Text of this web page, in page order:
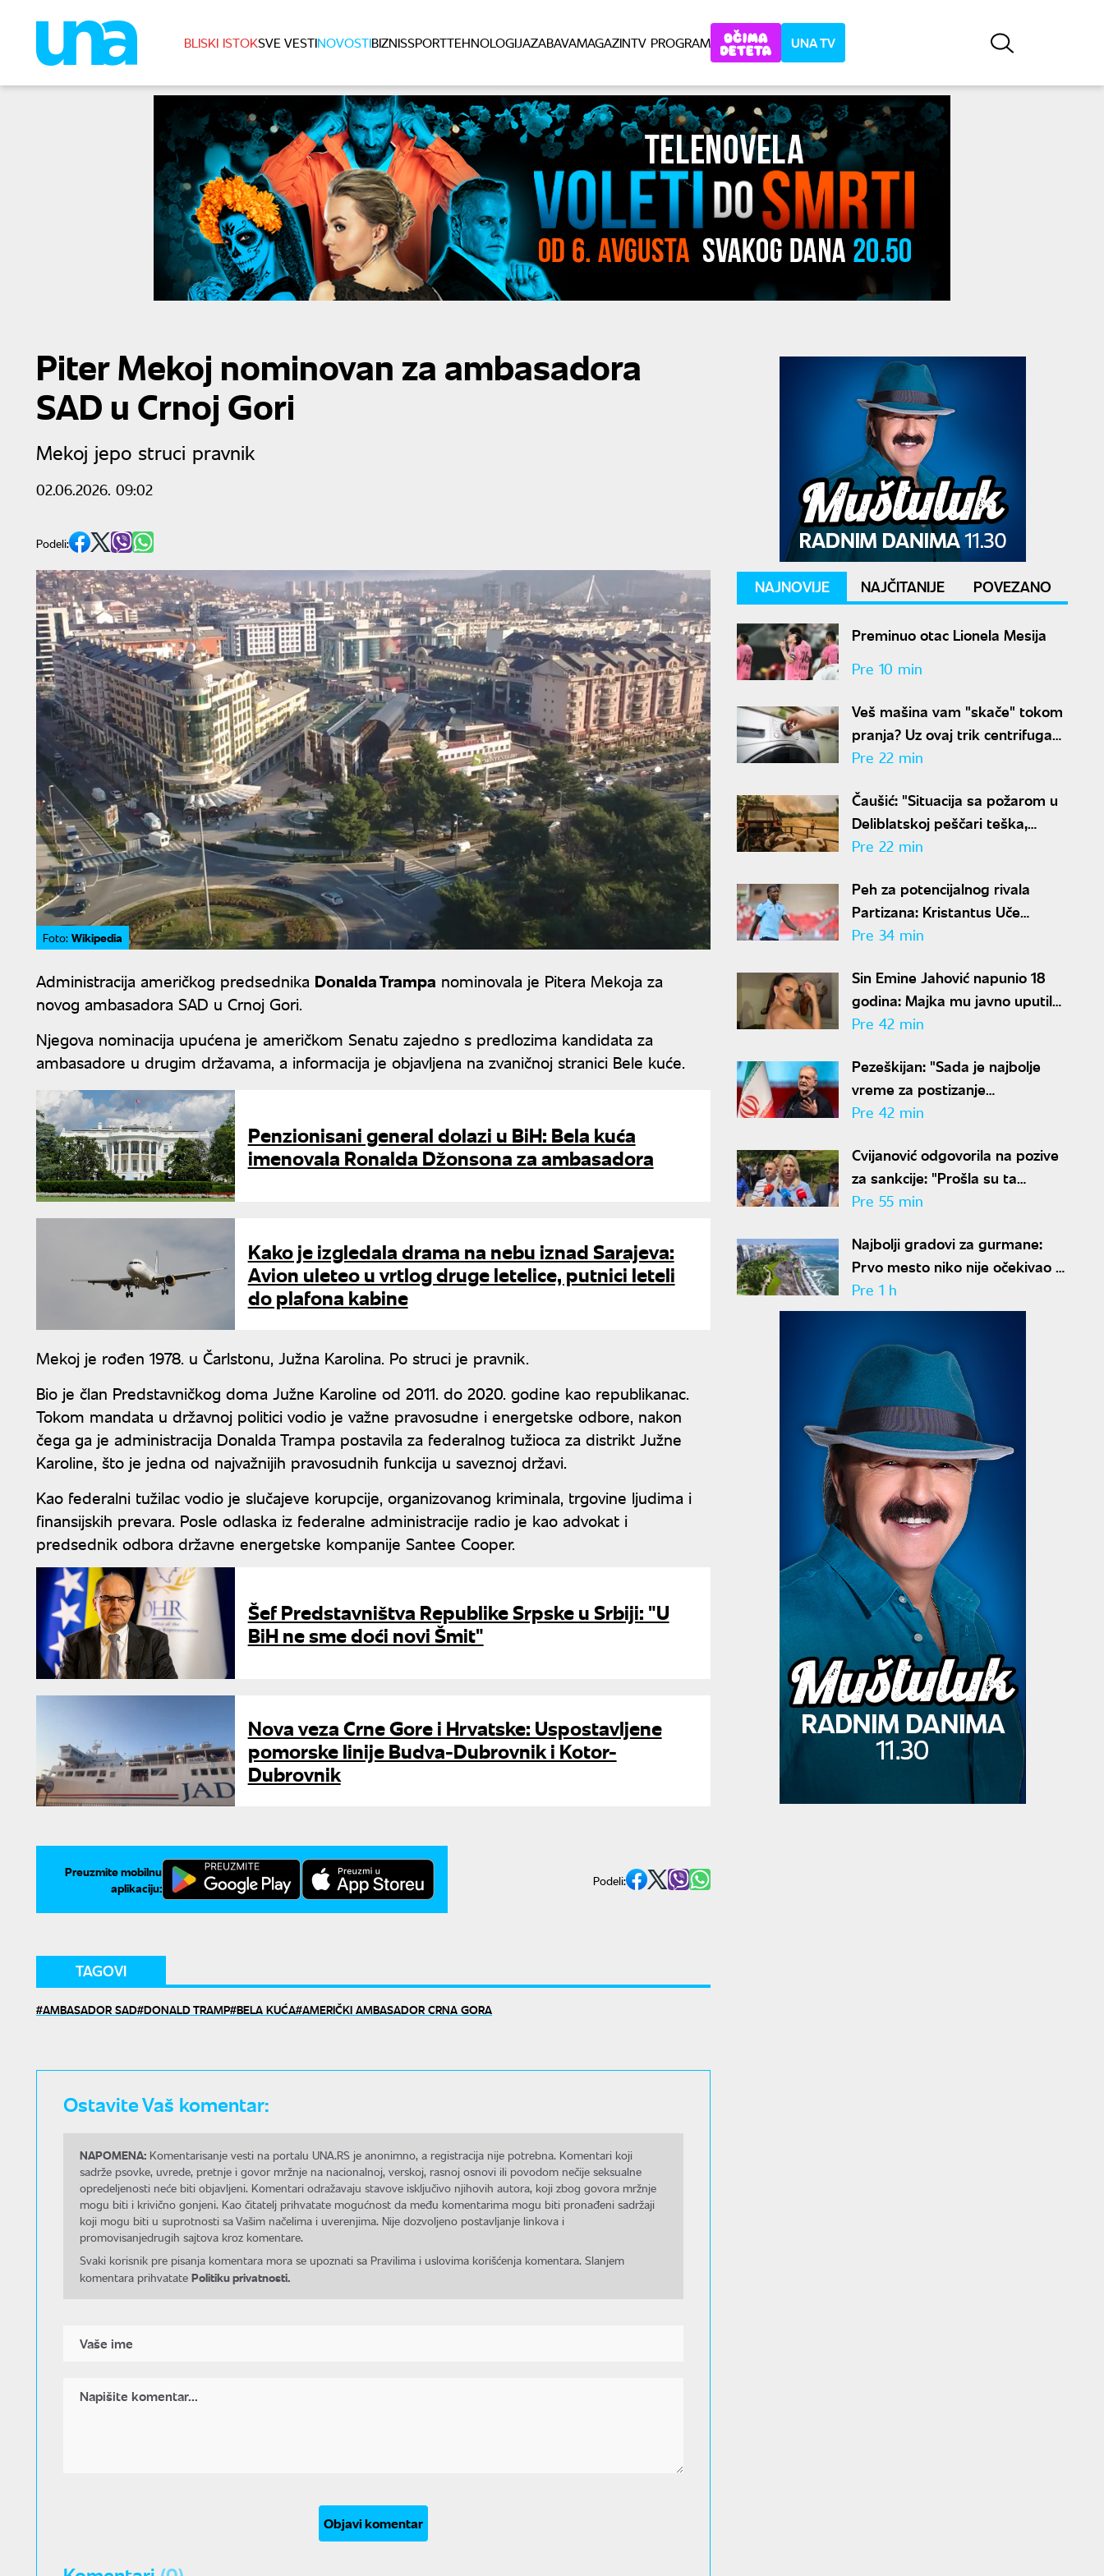
BLISKI ISTOKSVE VESTINOVOSTIBIZNISSPORTTEHNOLOGIJAZABAVAMAGAZINTV PROGRAM UNA TV
Piter Mekoj nominovan za ambasadora
SAD u Crnoj Gori
Mekoj jepo struci pravnik
02.06.2026. 09:02
Podeli:
Foto: Wikipedia
Administracija američkog predsednika Donalda Trampa nominovala je Pitera Mekoja za
novog ambasadora SAD u Crnoj Gori.
Njegova nominacija upućena je američkom Senatu zajedno s predlozima kandidata za
ambasadore u drugim državama, a informacija je objavljena na zvaničnoj stranici Bele kuće.
Penzionisani general dolazi u BiH: Bela kuća
imenovala Ronalda Džonsona za ambasadora
Kako je izgledala drama na nebu iznad Sarajeva:
Avion uleteo u vrtlog druge letelice, putnici leteli
do plafona kabine
Mekoj je rođen 1978. u Čarlstonu, Južna Karolina. Po struci je pravnik.
Bio je član Predstavničkog doma Južne Karoline od 2011. do 2020. godine kao republikanac.
Tokom mandata u državnoj politici vodio je važne pravosudne i energetske odbore, nakon
čega ga je administracija Donalda Trampa postavila za federalnog tužioca za distrikt Južne
Karoline, što je jedna od najvažnijih pravosudnih funkcija u saveznoj državi.
Kao federalni tužilac vodio je slučajeve korupcije, organizovanog kriminala, trgovine ljudima i
finansijskih prevara. Posle odlaska iz federalne administracije radio je kao advokat i
predsednik odbora državne energetske kompanije Santee Cooper.
Šef Predstavništva Republike Srpske u Srbiji: "U
BiH ne sme doći novi Šmit"
Nova veza Crne Gore i Hrvatske: Uspostavljene
pomorske linije Budva-Dubrovnik i Kotor-
Dubrovnik
Preuzmite mobilnu
aplikaciju:
Podeli:
TAGOVI
AMBASADOR SAD DONALD TRAMP BELA KUĆA AMERIČKI AMBASADOR CRNA GORA
Ostavite Vaš komentar:
NAPOMENA: Komentarisanje vesti na portalu UNA.RS je anonimno, a registracija nije potrebna. Komentari koji
sadrže psovke, uvrede, pretnje i govor mržnje na nacionalnoj, verskoj, rasnoj osnovi ili povodom nečije seksualne
opredeljenosti neće biti objavljeni. Komentari odražavaju stavove isključivo njihovih autora, koji zbog govora mržnje
mogu biti i krivično gonjeni. Kao čitatelj prihvatate mogućnost da među komentarima mogu biti pronađeni sadržaji
koji mogu biti u suprotnosti sa Vašim načelima i uverenjima. Nije dozvoljeno postavljanje linkova i
promovisanjedrugih sajtova kroz komentare.
Svaki korisnik pre pisanja komentara mora se upoznati sa Pravilima i uslovima korišćenja komentara. Slanjem
komentara prihvatate Politiku privatnosti.
Objavi komentar
NAJNOVIJE NAJČITANIJE POVEZANO
Preminuo otac Lionela Mesija
Pre 10 min
Veš mašina vam "skače" tokom
pranja? Uz ovaj trik centrifuga
će biti mnogo tiša
Pre 22 min
Čaušić: "Situacija sa požarom u
Deliblatskoj peščari teška,
prioritet da niko ne strada"
Pre 22 min
Peh za potencijalnog rivala
Partizana: Kristantus Uče
propustiće celu sezonu zbog
Pre 34 min
Sin Emine Jahović napunio 18
godina: Majka mu javno uputila
čestitku o kojoj se priča
Pre 42 min
Pezeškijan: "Sada je najbolje
vreme za postizanje
sporazuma"
Pre 42 min
Cvijanović odgovorila na pozive
za sankcije: "Prošla su ta
vremena"
Pre 55 min
Najbolji gradovi za gurmane:
Prvo mesto niko nije očekivao -
ovde nećete ostati gladni
Pre 1 h